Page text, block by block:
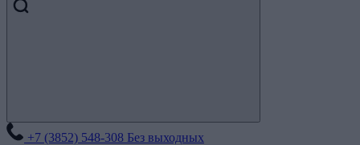
+7 (3852) 548-308 Без выходных